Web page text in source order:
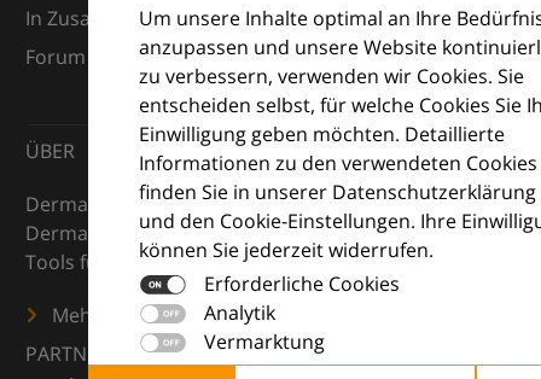
Um unsere Inhalte optimal an Ihre
anzupassen und unsere Website
zu verbessern, verwenden wir Cookies. Sie
entscheiden selbst, für welche Cookies Sie
Einwilligung geben möchten. Detaillierte
Informationen zu den verwendeten Cookies
finden Sie in unserer Datenschutzerklärung
und den Cookie-Einstellungen. Ihre
können Sie jederzeit widerrufen.
Erforderliche Cookies
Analytik
Vermarktung
In Zusammenarbeit mit dem European Dermatology
Forum (EDF) und Euroderm Excellence
ÜBER
DermaCompass ist Ihr digitaler Kompass für die
Dermatologie – mit Wissen, Bildern und praktischen
Tools für den klinischen Alltag.
Mehr erfahren
PARTNER